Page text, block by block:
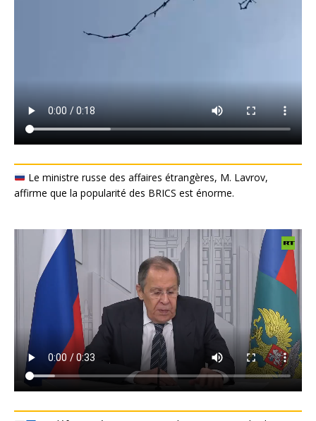
Le ministre russe des affaires étrangères, M. Lavrov,
affirme que la popularité des BRICS est énorme.